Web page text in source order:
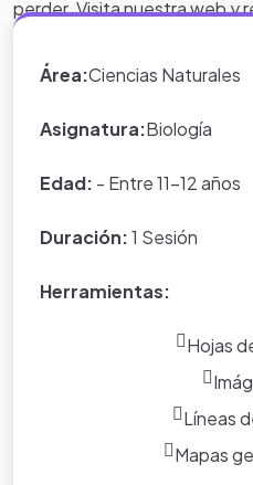
perder. Visita nuestra web y
Área:Ciencias Naturales
Asignatura:Biología
Edad: - Entre 11-12 años
Duración:1 Sesión
Herramientas:
Hojas
Líneas
Mapas